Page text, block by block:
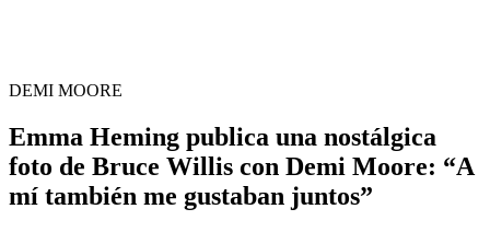
DEMI MOORE
Emma Heming publica una nostálgica
foto de Bruce Willis con Demi Moore: “A
mí también me gustaban juntos”